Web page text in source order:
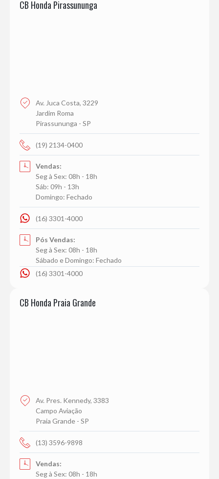
CB Honda Pirassununga
Av. Juca Costa, 3229
Jardim Roma
Pirassununga - SP
(19) 2134-0400
Vendas:
Seg à Sex: 08h - 18h
Sáb: 09h - 13h
Domingo: Fechado
(16) 3301-4000
Pós Vendas:
Seg à Sex: 08h - 18h
Sábado e Domingo: Fechado
(16) 3301-4000
CB Honda Praia Grande
Av. Pres. Kennedy, 3383
Campo Aviação
Praia Grande - SP
(13) 3596-9898
Vendas:
Seg à Sex: 08h - 18h